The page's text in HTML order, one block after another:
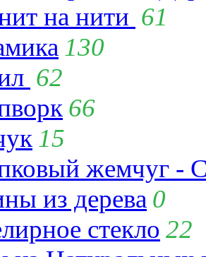
на нити 61
130
62
66
15
жемчуг -
из дерева 0
стекло 22